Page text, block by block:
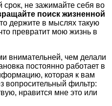
не зажимайте себя во
поиск жизненной
держите в мыслях такую
превратит мою жизнь в
внимательней, чем делали
постоянно работает в
которая к вам
вопросительный фильтр:
нравится мне это или